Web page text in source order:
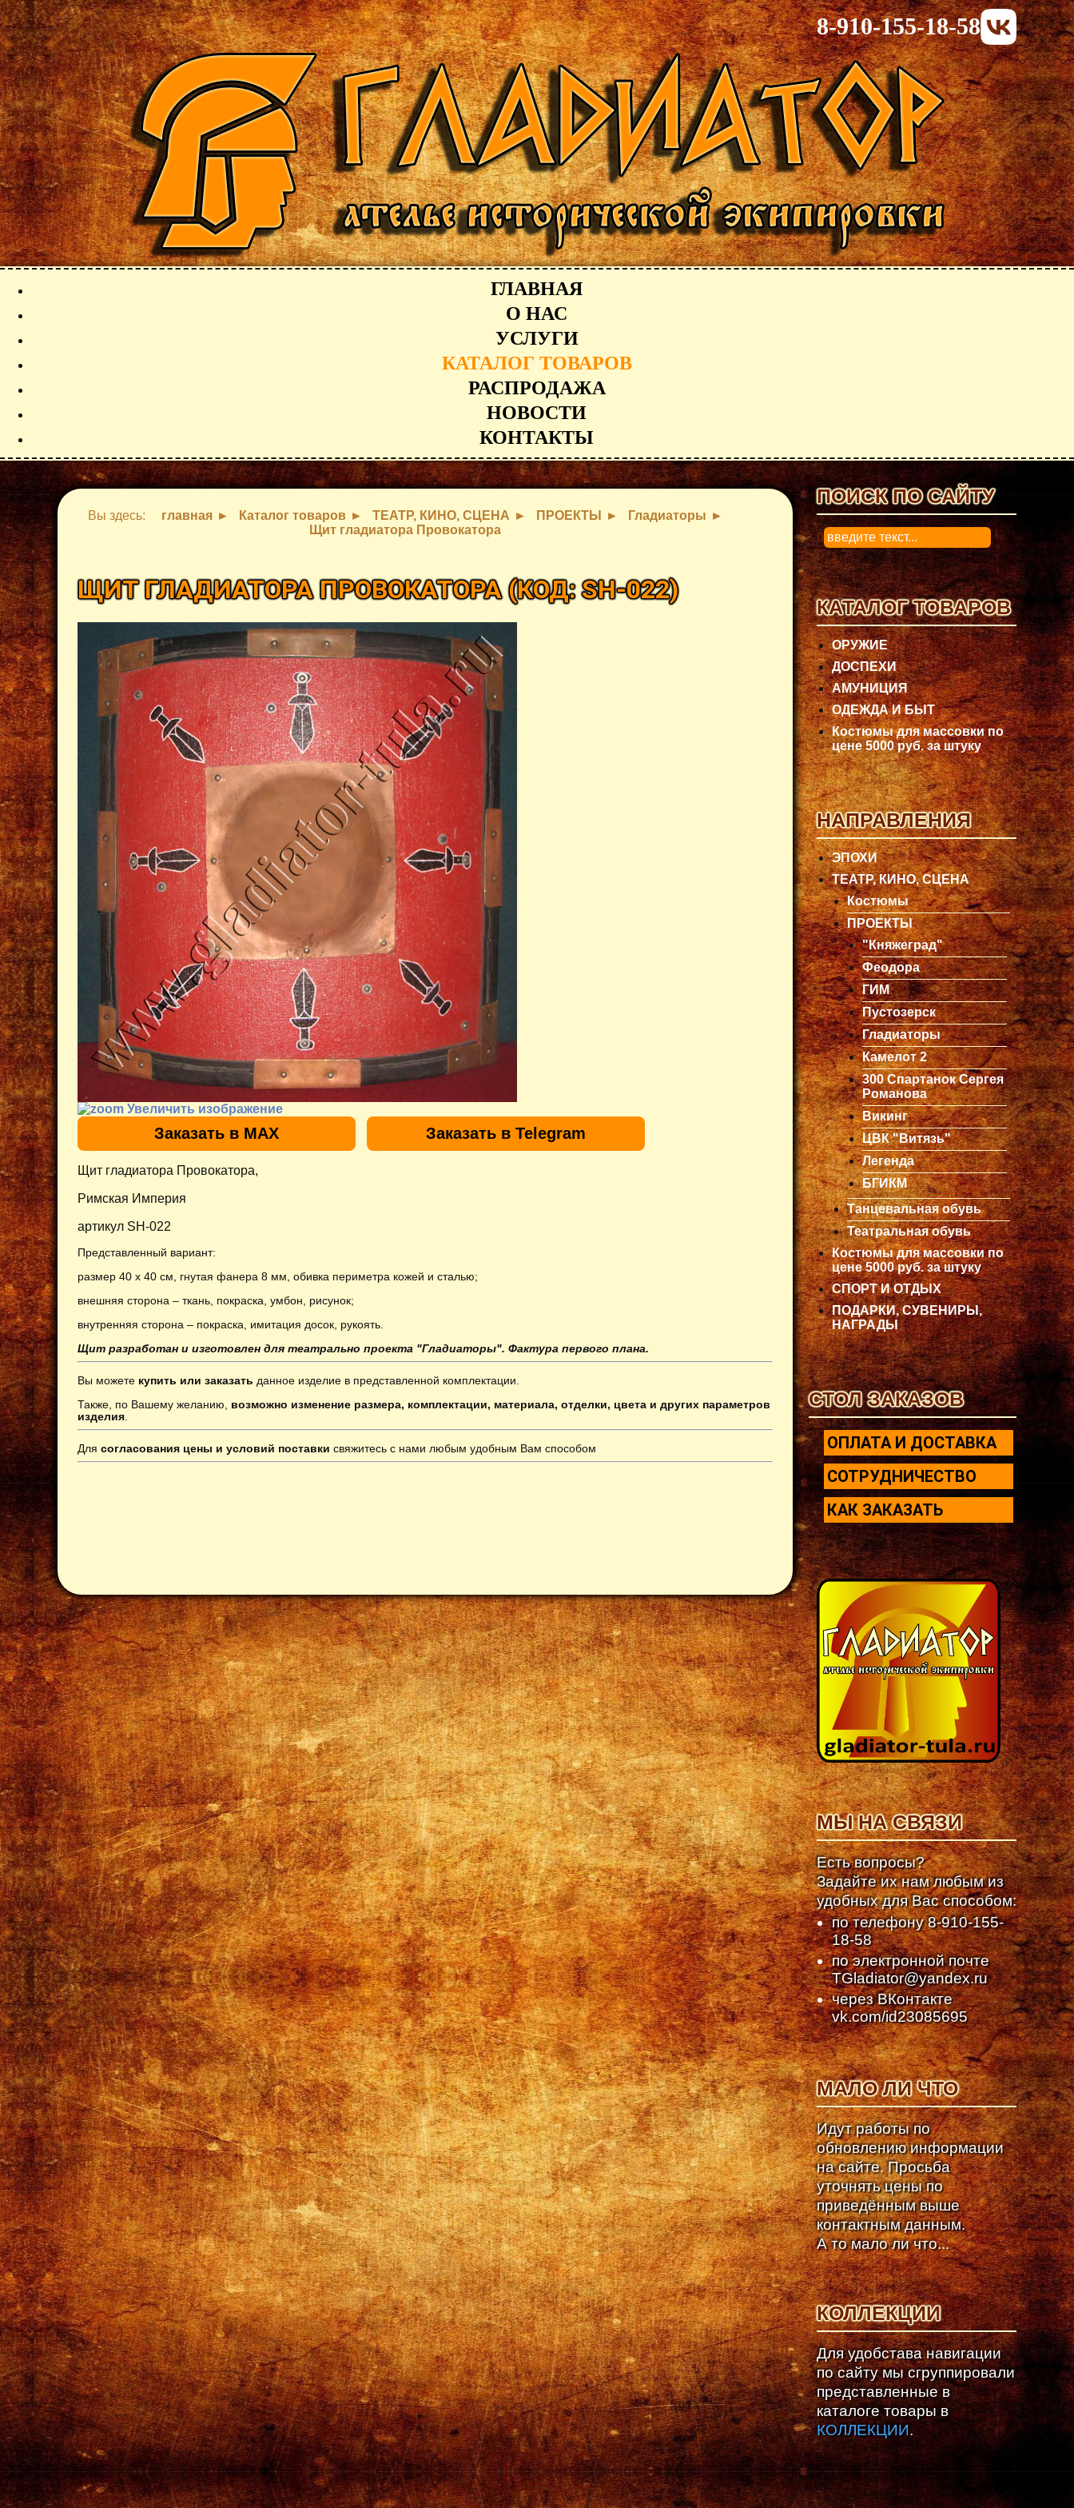
8-910-155-18-58
ГЛАВНАЯ
О НАС
УСЛУГИ
КАТАЛОГ ТОВАРОВ
РАСПРОДАЖА
НОВОСТИ
КОНТАКТЫ
Вы здесь: главная Каталог товаров ТЕАТР, КИНО, СЦЕНА ПРОЕКТЫ
Гладиаторы
Щит гладиатора Провокатора
ЩИТ ГЛАДИАТОРА ПРОВОКАТОРА(КОД:SH-022)
Увеличить изображение
Заказать в MAX Заказать в Telegram
Щит гладиатора Провокатора,
Римская Империя
артикул SH-022
Представленный вариант:
размер 40 х 40 см, гнутая фанера 8 мм, обивка периметра кожей и сталью;
внешняя сторона – ткань, покраска, умбон, рисунок;
внутренняя сторона – покраска, имитация досок, рукоять.
Щит разработан и изготовлен для театрально проекта "Гладиаторы". Фактура первого плана.
Вы можете купить или заказать данное изделие в представленной комплектации.
Также, по Вашему желанию, возможно изменение размера, комплектации, материала, отделки, цвета и других параметров
изделия
Для согласования цены и условий поставки свяжитесь с нами любым удобным Вам способом
ПОИСК ПО САЙТУ
0
КАТАЛОГ ТОВАРОВ
ОРУЖИЕ
ДОСПЕХИ
АМУНИЦИЯ
ОДЕЖДА И БЫТ
Костюмы для массовки по
цене 5000 руб. за штуку
НАПРАВЛЕНИЯ
ЭПОХИ
ТЕАТР, КИНО, СЦЕНА
Костюмы
ПРОЕКТЫ
"Княжеград"
Феодора
ГИМ
Пустозерск
Гладиаторы
Камелот 2
300 Спартанок Сергея
Романова
Викинг
ЦВК "Витязь"
Легенда
БГИКМ
Танцевальная обувь
Театральная обувь
Костюмы для массовки по
цене 5000 руб. за штуку
СПОРТ И ОТДЫХ
ПОДАРКИ, СУВЕНИРЫ,
НАГРАДЫ
СТОЛ ЗАКАЗОВ
ОПЛАТА И ДОСТАВКА
СОТРУДНИЧЕСТВО
КАК ЗАКАЗАТЬ
МЫ НА СВЯЗИ
Есть вопросы?
Задайте их нам любым из
удобных для Вас способом:
по телефону8-910-155-
18-58
по электронной почте
TGladiator@yandex.ru
через ВКонтакте
vk.com/id23085695
МАЛО ЛИ ЧТО
Идут работы по
обновлению информации
на сайте. Просьба
уточнять цены по
приведённым выше
контактным данным.
А то мало ли что...
КОЛЛЕКЦИИ
Для удобстава навигации
по сайту мы сгруппировали
представленные в
каталоге товары в
КОЛЛЕКЦИИ.